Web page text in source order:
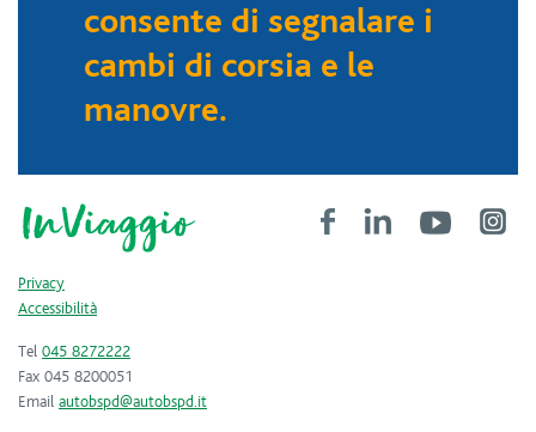
consente di segnalare i
cambi di corsia e le
manovre.
Privacy
Accessibilità
Tel 045 8272222
Fax 045 8200051
Email autobspd@autobspd.it